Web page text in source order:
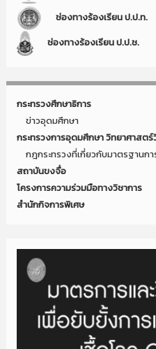
ช่องทางร้องเรียน ป.ป.ท.
ช่องทางร้องเรียน ป.ป.ช.
กระทรวงศึกษาธิการ
ข่าวอุดมศึกษา
กระทรวงการอุดมศึกษา วิทยาศาสต
กฎกระทรวงที่เกี่ยวกับมาตรฐานก
สถาบันขงจื่อ
โครงการความร่วมมือทางวิชาการ
สำนักกิจการพิเศษ